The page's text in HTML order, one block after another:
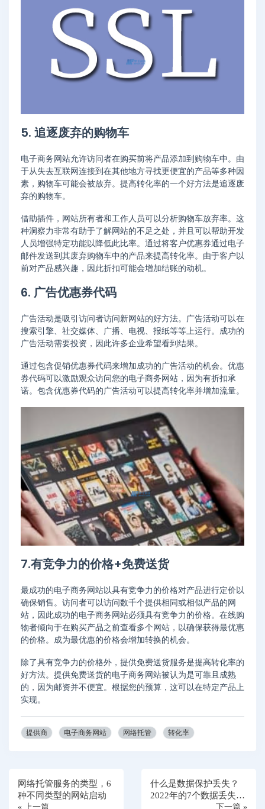
5. 追逐废弃的购物车
电子商务网站允许访问者在购买前将产品添加到购物车中。由
于从失去互联网连接到在其他地方寻找更便宜的产品等多种因
素，购物车可能会被放弃。提高转化率的一个好方法是追逐废
弃的购物车。
借助插件，网站所有者和工作人员可以分析购物车放弃率。这
种洞察力非常有助于了解网站的不足之处，并且可以帮助开发
人员增强特定功能以降低此比率。通过将客户优惠券通过电子
邮件发送到其废弃购物车中的产品来提高转化率。由于客户以
前对产品感兴趣，因此折扣可能会增加结账的动机。
6. 广告优惠券代码
广告活动是吸引访问者访问新网站的好方法。广告活动可以在
搜索引擎、社交媒体、广播、电视、报纸等等上运行。成功的
广告活动需要投资，因此许多企业希望看到结果。
通过包含促销优惠券代码来增加成功的广告活动的机会。优惠
券代码可以激励观众访问您的电子商务网站，因为有折扣承
诺。包含优惠券代码的广告活动可以提高转化率并增加流量。
7.有竞争力的价格+免费送货
最成功的电子商务网站以具有竞争力的价格对产品进行定价以
确保销售。访问者可以访问数千个提供相同或相似产品的网
站，因此成功的电子商务网站必须具有竞争力的价格。在线购
物者倾向于在购买产品之前查看多个网站，以确保获得最优惠
的价格。成为最优惠的价格会增加转换的机会。
除了具有竞争力的价格外，提供免费送货服务是提高转化率的
好方法。提供免费送货的电子商务网站被认为是可靠且成熟
的，因为邮资并不便宜。根据您的预算，这可以在特定产品上
实现。
提供商 电子商务网站 网络托管 转化率
网络托管服务的类型，6
种不同类型的网站启动
« 上一篇
什么是数据保护丢失？
2022年的7个数据丢失预
下一篇 »